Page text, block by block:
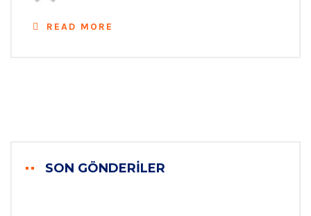
READ MORE
SON GÖNDERILER